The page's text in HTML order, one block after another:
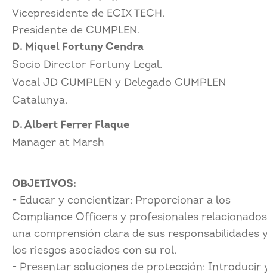
Vicepresidente de ECIX TECH.
Presidente de CUMPLEN.
D. Miquel Fortuny Cendra
Socio Director Fortuny Legal.
Vocal JD CUMPLEN y Delegado CUMPLEN
Catalunya.
D. Albert Ferrer Flaque
Manager at Marsh
OBJETIVOS:
- Educar y concientizar: Proporcionar a los
Compliance Officers y profesionales relacionados
una comprensión clara de sus responsabilidades
los riesgos asociados con su rol.
- Presentar soluciones de protección: Introducir